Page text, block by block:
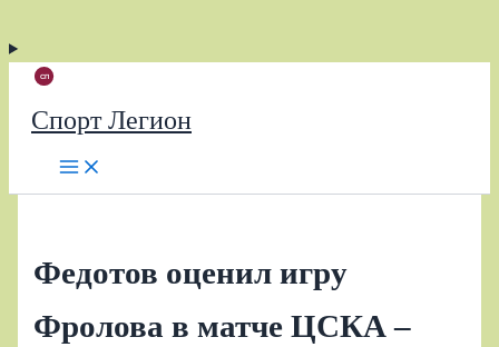
Спорт Легион
Федотов оценил игру
Фролова в матче ЦСКА –